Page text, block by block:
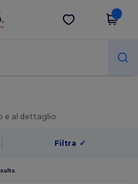
Scarica app
e al dettaglio
Filtra ✓